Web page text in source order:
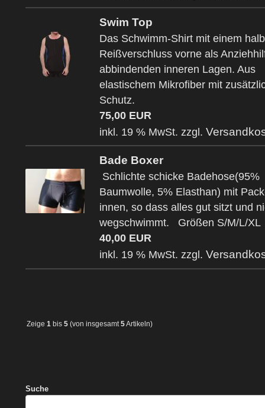
Swim Top
Das Schwimm-Shirt mit einem
Reißverschluss vorne als
abbindenden inneren Lagen. Aus
elastischem Mikrofiber mit
Schutz.
75,00 EUR
inkl. 19 % MwSt. zzgl.
Bade Boxer
Schlichte schicke Badehose(95%
Baumwolle, 5% Elasthan) mit
innen, so dass alles gut sitzt und
wegschwimmt. Größen S/M/L/XL
40,00 EUR
inkl. 19 % MwSt. zzgl.
Zeige 1 bis 5 (von insgesamt5Artikeln)
Suche